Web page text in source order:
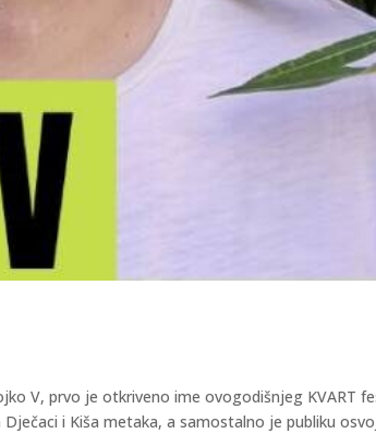
V, prvo je otkriveno ime ovogodišnjeg KVART
i Kiša metaka, a samostalno je publiku